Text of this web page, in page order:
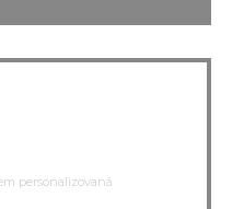
personalizovaná